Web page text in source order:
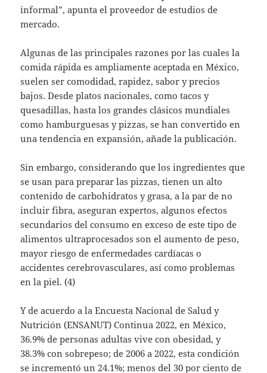
informal”, apunta el proveedor de estudios de
mercado.
Algunas de las principales razones por las cuales la
comida rápida es ampliamente aceptada en México,
suelen ser comodidad, rapidez, sabor y precios
bajos. Desde platos nacionales, como tacos y
quesadillas, hasta los grandes clásicos mundiales
como hamburguesas y pizzas, se han convertido en
una tendencia en expansión, añade la publicación.
Sin embargo, considerando que los ingredientes que
se usan para preparar las pizzas, tienen un alto
contenido de carbohidratos y grasa, a la par de no
incluir fibra, aseguran expertos, algunos efectos
secundarios del consumo en exceso de este tipo de
alimentos ultraprocesados son el aumento de peso,
mayor riesgo de enfermedades cardíacas o
accidentes cerebrovasculares, así como problemas
en la piel. (4)
Y de acuerdo a la Encuesta Nacional de Salud y
Nutrición (ENSANUT) Continua 2022, en México,
36.9% de personas adultas vive con obesidad, y
38.3% con sobrepeso; de 2006 a 2022, esta condición
se incrementó un 24.1%; menos del 30 por ciento de